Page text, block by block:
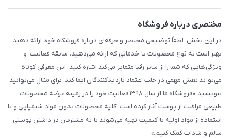
مختصری درباره فروشگاه
در این بخش، لطفاً توضیحی مختصر و حرفه‌ای درباره فروشگاه خود ارائه دهید.
بهتر است به نوع محصولات یا خدماتی که ارائه می‌دهید، سابقه فعالیت، و
ویژگی‌هایی که شما را از سایر رقبا متمایز می‌کند اشاره کنید. این معرفی کوتاه
می‌تواند نقش مهمی در جلب اعتماد بازدیدکنندگان ایفا کند. برای مثال می‌توانید
بنویسید: «فروشگاه ما از سال ۱۳۹۸ فعالیت خود را در زمینه عرضه محصولات
طبیعی مراقبت از پوست آغاز کرده است. کلیه محصولات بدون مواد شیمیایی و با
استفاده از مواد اولیه با کیفیت تهیه می‌شوند تا به مشتریان در داشتن پوستی
سالم و شاداب کمک کنیم.»